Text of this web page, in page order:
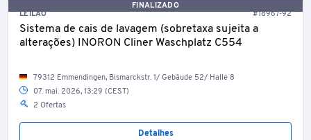
FINALIZADO
LEILÃO
#18967-92
Sistema de cais de lavagem (sobretaxa sujeita a
alterações) INORON Cliner Waschplatz C554
79312 Emmendingen, Bismarckstr. 1/ Gebäude 52/ Halle 8
07. mai. 2026, 13:29 (CEST)
2 Ofertas
Detalhes